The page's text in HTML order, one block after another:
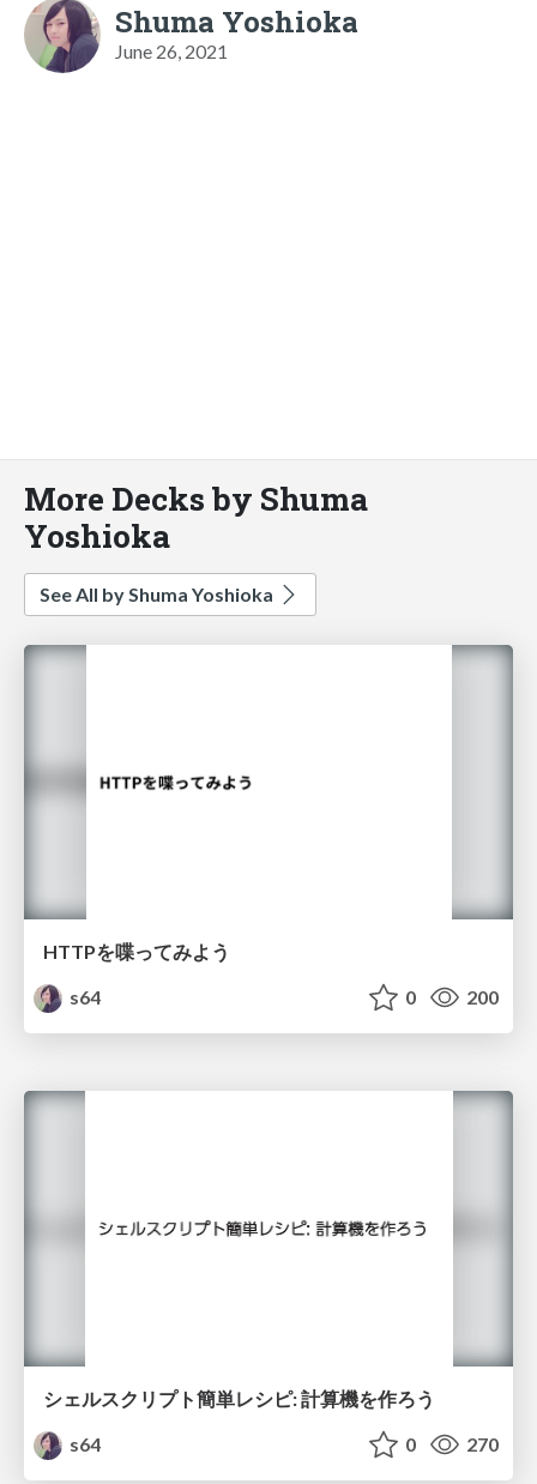
Shuma Yoshioka
June 26, 2021
More Decks by Shuma
Yoshioka
See All by Shuma Yoshioka
HTTPを喋ってみよう
s64
0 200
シェルスクリプト簡単レシピ: 計算機を作ろう
s64
0 270